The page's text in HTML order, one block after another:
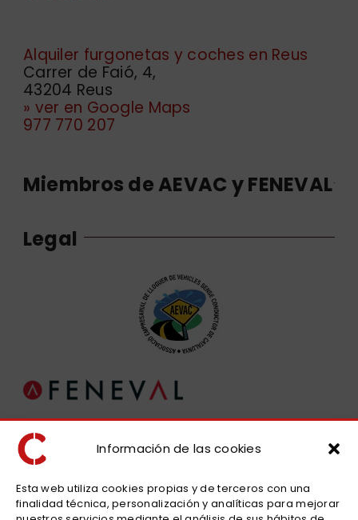
Información de las cookies
Esta web utiliza cookies propias y de terceros con una
finalidad técnica, personalización y analíticas para mejorar
Alquiler furgonetas y coches en Reus
Carrer de Faió, 4,
43204 Reus
» ver en Google Maps
977 770 207
Miembros de AEVAC y FENEVAL
Legal
Aviso legal
Política de privacidad
Cookies